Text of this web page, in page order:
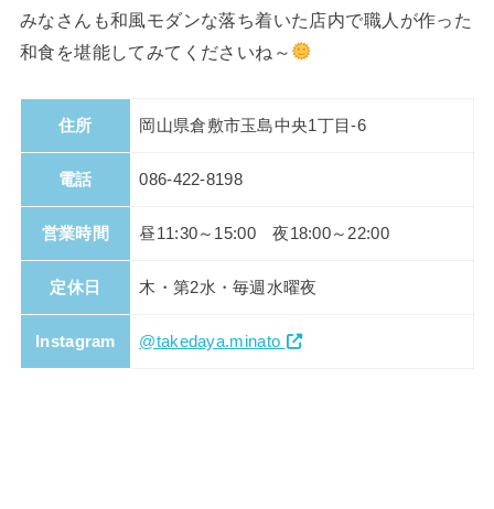
みなさんも和風モダンな落ち着いた店内で職人が作った
和食を堪能してみてくださいね～
住所 岡山県倉敷市玉島中央1丁目-6
電話 086-422-8198
営業時間 昼11:30～15:00 夜18:00～22:00
定休日 木・第2水・毎週水曜夜
Instagram @takedaya.minato